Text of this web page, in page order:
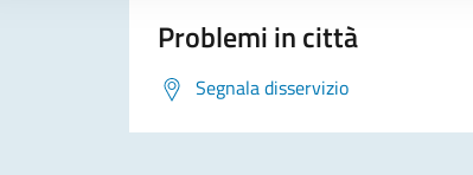
Problemi in città
Segnala disservizio